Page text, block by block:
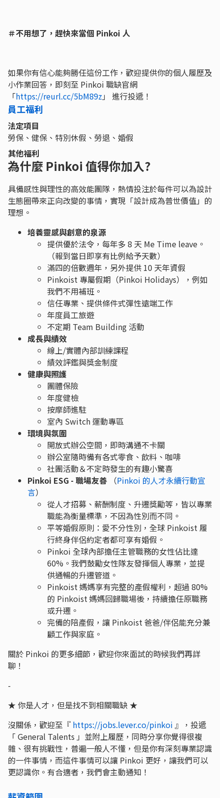
＃不用想了，趕快來當個 Pinkoi 人
如果你有信心能夠勝任這份工作，歡迎提供你的個人履歷及
小作業回答，即刻至 Pinkoi 職缺官網
「https://reurl.cc/5bM89z 」 進行投遞！
員工福利
法定項目
勞保、健保、特別休假、勞退、婚假
其他福利
為什麼 Pinkoi 值得你加入?
具備感性與理性的高效能團隊，熱情投注於每件可以為設計
生態圈帶來正向改變的事情，實現「設計成為普世價值」的
理想。
培養靈感與創意的泉源
提供優於法令，每年多 8 天 Me Time leave。
（報到當日即享有比例給予天數）
滿四的倍數週年，另外提供 10 天年資假
Pinkoist 專屬假期（Pinkoi Holidays），例如
我們不用補班。
信任專業、提供條件式彈性遠端工作
年度員工旅遊
不定期 Team Building 活動
成長與績效
線上/實體內部訓練課程
績效評鑑與獎金制度
健康與照護
團體保險
年度健檢
按摩師進駐
室內 Switch 運動專區
環境與氛圍
開放式辦公空間，即時溝通不卡關
辦公室隨時備有各式零食、飲料、咖啡
社團活動＆不定時發生的有趣小驚喜
Pinkoi ESG - 職場友善 （Pinkoi 的人才永續行動宣
言）
從人才招募、薪酬制度、升遷獎勵等，皆以專業
職能為衡量標準，不因為性別而不同。
平等婚假原則：愛不分性別，全球 Pinkoist 履
行終身伴侶約定者都可享有婚假。
Pinkoi 全球內部擔任主管職務的女性佔比達
60%。我們鼓勵女性隊友發揮個人專業，並提
供通暢的升遷管道。
Pinkoist 媽媽享有完整的產假權利，超過 80%
的 Pinkoist 媽媽回歸職場後，持續擔任原職務
或升遷。
完備的陪產假，讓 Pinkoist 爸爸/伴侶能充分兼
顧工作與家庭。
關於 Pinkoi 的更多細節，歡迎你來面試的時候我們再詳
聊！
-
★ 你是人才，但是找不到相關職缺 ★
沒關係，歡迎至『 https://jobs.lever.co/pinkoi 』，投遞
「 General Talents 」並附上履歷，同時分享你覺得很複
雜、很有挑戰性，普遍一般人不懂，但是你有深刻專業認識
的一件事情，而這件事情可以讓 Pinkoi 更好，讓我們可以
更認識你。有合適者，我們會主動通知！